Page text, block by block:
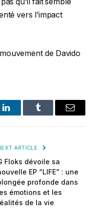
vers l’impact
de Davido
LinkedInTumblr Email
ARTICLE
Floks dévoile sa
EP “LIFE” : une
profonde dans
émotions et les
de la vie